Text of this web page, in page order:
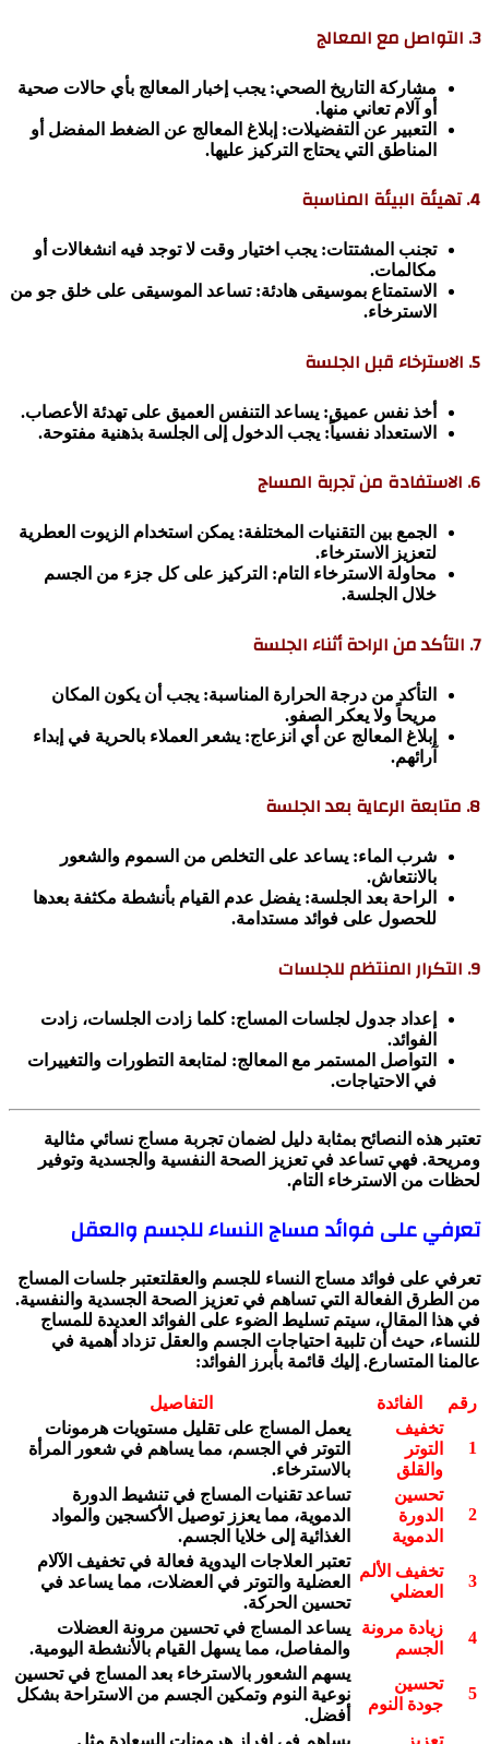
3. التواصل مع المعالج
مشاركة التاريخ الصحي: يجب إخبار المعالج بأي حالات صحية
أو آلام تعاني منها.
التعبير عن التفضيلات: إبلاغ المعالج عن الضغط المفضل أو
المناطق التي يحتاج التركيز عليها.
4. تهيئة البيئة المناسبة
تجنب المشتتات: يجب اختيار وقت لا توجد فيه انشغالات أو
مكالمات.
الاستمتاع بموسيقى هادئة: تساعد الموسيقى على خلق جو من
الاسترخاء.
5. الاسترخاء قبل الجلسة
أخذ نفس عميق: يساعد التنفس العميق على تهدئة الأعصاب.
الاستعداد نفسياً: يجب الدخول إلى الجلسة بذهنية مفتوحة.
6. الاستفادة من تجربة المساج
الجمع بين التقنيات المختلفة: يمكن استخدام الزيوت العطرية
لتعزيز الاسترخاء.
محاولة الاسترخاء التام: التركيز على كل جزء من الجسم
خلال الجلسة.
7. التأكد من الراحة أثناء الجلسة
التأكد من درجة الحرارة المناسبة: يجب أن يكون المكان
مريحاً ولا يعكر الصفو.
إبلاغ المعالج عن أي انزعاج: يشعر العملاء بالحرية في إبداء
آرائهم.
8. متابعة الرعاية بعد الجلسة
شرب الماء: يساعد على التخلص من السموم والشعور
بالانتعاش.
الراحة بعد الجلسة: يفضل عدم القيام بأنشطة مكثفة بعدها
للحصول على فوائد مستدامة.
9. التكرار المنتظم للجلسات
إعداد جدول لجلسات المساج: كلما زادت الجلسات، زادت
الفوائد.
التواصل المستمر مع المعالج: لمتابعة التطورات والتغييرات
في الاحتياجات.
تعتبر هذه النصائح بمثابة دليل لضمان تجربة مساج نسائي مثالية
ومريحة. فهي تساعد في تعزيز الصحة النفسية والجسدية وتوفير
لحظات من الاسترخاء التام.
تعرفي على فوائد مساج النساء للجسم والعقل
تعرفي على فوائد مساج النساء للجسم والعقلتعتبر جلسات المساج
من الطرق الفعالة التي تساهم في تعزيز الصحة الجسدية والنفسية.
في هذا المقال، سيتم تسليط الضوء على الفوائد العديدة للمساج
للنساء، حيث أن تلبية احتياجات الجسم والعقل تزداد أهمية في
عالمنا المتسارع. إليك قائمة بأبرز الفوائد:
رقم الفائدة التفاصيل
1
تخفيف
التوتر
والقلق
يعمل المساج على تقليل مستويات هرمونات
التوتر في الجسم، مما يساهم في شعور المرأة
بالاسترخاء.
2
تحسين
الدورة
الدموية
تساعد تقنيات المساج في تنشيط الدورة
الدموية، مما يعزز توصيل الأكسجين والمواد
الغذائية إلى خلايا الجسم.
3
تخفيف الألم
العضلي
تعتبر العلاجات اليدوية فعالة في تخفيف الآلام
العضلية والتوتر في العضلات، مما يساعد في
تحسين الحركة.
4
زيادة مرونة
الجسم
يساعد المساج في تحسين مرونة العضلات
والمفاصل، مما يسهل القيام بالأنشطة اليومية.
5
تحسين
جودة النوم
يسهم الشعور بالاسترخاء بعد المساج في تحسين
نوعية النوم وتمكين الجسم من الاستراحة بشكل
أفضل.